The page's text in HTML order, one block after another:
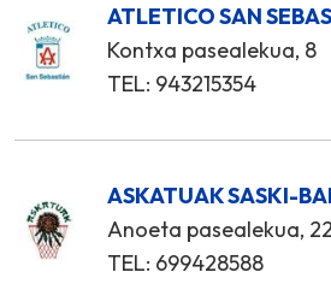
ATLETICO SAN
Kontxa pasealekua, 8
TEL: 943215354
ASKATUAK SASKI-
Anoeta pasealekua, 22
TEL: 699428588